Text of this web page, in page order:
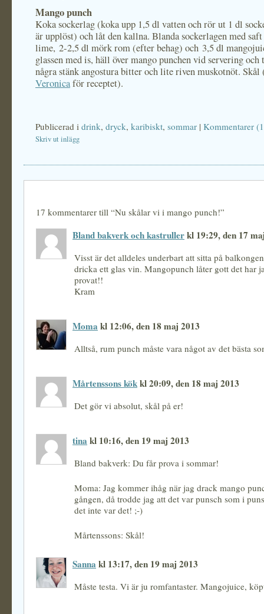
Mango punch
Koka sockerlag (koka upp 1,5 dl vatten och rör ut 1 dl
är upplöst) och låt den kallna. Blanda sockerlagen med
lime, 2-2,5 dl mörk rom (efter behag) och 3,5 dl
glassen med is, häll över mango punchen vid servering och
några stänk angostura bitter och lite riven muskotnöt. Skål
Veronicaför receptet).
Publicerad i drink, dryck, karibiskt, sommar | Kommentarer
Skriv ut inlägg
17 kommentarer till “Nu skålar vi i mango punch!”
Bland bakverk och kastrullerkl 19:29, den 17
Visst är det alldeles underbart att sitta på
dricka ett glas vin. Mangopunch låter gott det har
provat!!
Kram
Moma kl 12:06, den 18 maj 2013
Alltså, rum punch måste vara något av det bästa
Mårtenssons kökkl 20:09, den 18 maj 2013
Det gör vi absolut, skål på er!
tina kl 10:16, den 19 maj 2013
Bland bakverk: Du får prova i sommar!
Moma: Jag kommer ihåg när jag drack mango
gången, då trodde jag att det var punsch som i
det inte var det! ;-)
Mårtenssons: Skål!
Sanna kl 13:17, den 19 maj 2013
Måste testa. Vi är ju romfantaster. Mangojuice,